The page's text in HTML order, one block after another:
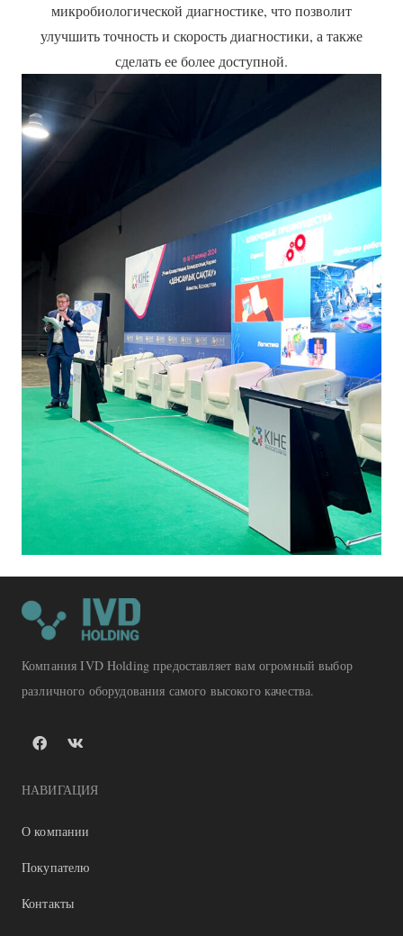
микробиологической диагностике, что позволит
улучшить точность и скорость диагностики, а также
сделать ее более доступной.
Компания IVD Holding предоставляет вам огромный выбор
различного оборудования самого высокого качества.
НАВИГАЦИЯ
О компании
Покупателю
Контакты